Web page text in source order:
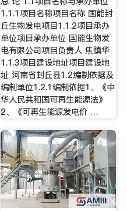
1.1.1项目名称项目名称 国能封
丘生物发电项目1.1.2项目承办
单位项目承办单位 国能生物发
电有限公司项目负责人 焦慎华
1.1.3项目建设地址项目建设地
址 河南省封丘县1.2编制依据及
编制单位1.2.1编制依据1、《中
华人民共和国可再生能源法》
2、《可再生能源发电价 …